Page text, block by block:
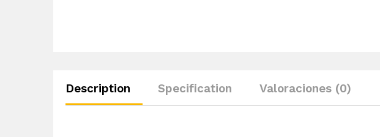
Description Specification Valoraciones (0)